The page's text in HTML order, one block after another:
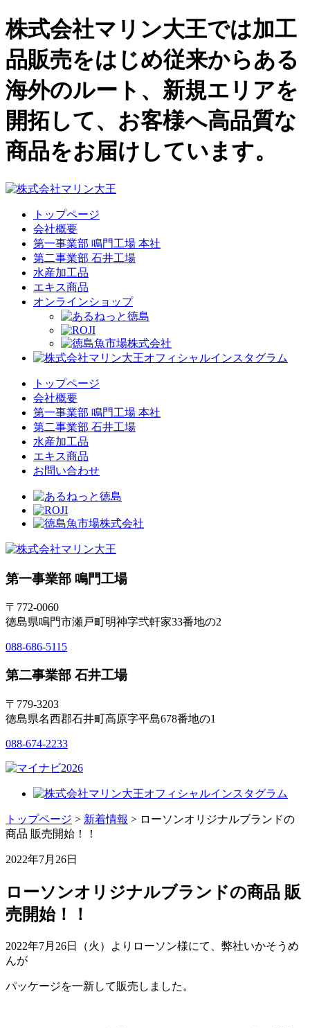
株式会社マリン大王では加工
品販売をはじめ従来からある
海外のルート、新規エリアを
開拓して、お客様へ高品質な
商品をお届けしています。
トップページ
会社概要
第一事業部 鳴門工場 本社
第二事業部 石井工場
水産加工品
エキス商品
オンラインショップ
トップページ
会社概要
第一事業部 鳴門工場 本社
第二事業部 石井工場
水産加工品
エキス商品
お問い合わせ
第一事業部 鳴門工場
〒772-0060
徳島県鳴門市瀬戸町明神字弐軒家33番地の2
088-686-5115
第二事業部 石井工場
〒779-3203
徳島県名西郡石井町高原字平島678番地の1
088-674-2233
トップページ > 新着情報 > ローソンオリジナルブランドの
商品 販売開始！！
2022年7月26日
ローソンオリジナルブランドの商品 販
売開始！！
2022年7月26日（火）よりローソン様にて、弊社いかそうめ
んが
パッケージを一新して販売しました。